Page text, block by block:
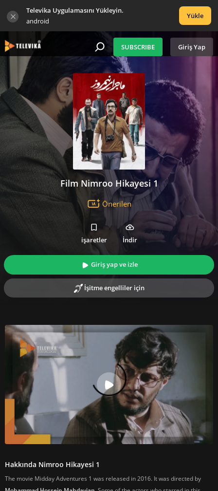
Televika Uygulamasını Yükleyin.
android
Yükle
SUBSCRIBE Giriş Yap
Film Nimroo Hikayesi 1
Önerilen
işaretler İndir
İşitme engelliler için
Giriş yap ve izle
Hakkında Nimroo Hikayesi 1
The movie Midday Adventures 1 was released in 2016. It was directed by